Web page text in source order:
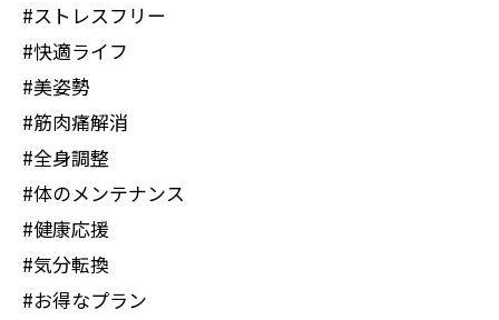
#ストレスフリー
#快適ライフ
#美姿勢
#筋肉痛解消
#全身調整
#体のメンテナンス
#健康応援
#気分転換
#お得なプラン